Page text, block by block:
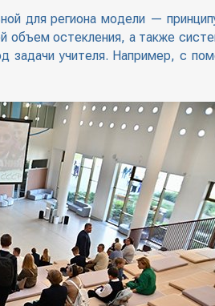
для региона модели —
объем остекления, а также
задачи учителя. Например, с